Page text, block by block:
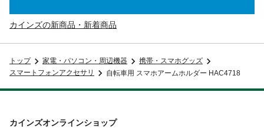
カインズの新商品・新着商品
トップ 家電・パソコン・周辺機器
携帯・スマホグッズ
スマートフォンアクセサリ
自転車用 スマホアームホルダー HAC4718
カインズオンラインショップ